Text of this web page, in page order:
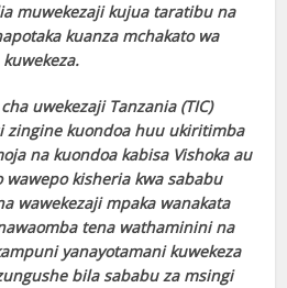
muwekezaji kujua taratibu na
kuanza mchakato wa
kuwekeza.
uwekezaji Tanzania (TIC)
zingine kuondoa huu ukiritimba
na kuondoa kabisa Vishoka au
kisheria kwa sababu
wawekezaji mpaka wanakata
tena wathaminini na
yanayotamani kuwekeza
bila sababu za msingi